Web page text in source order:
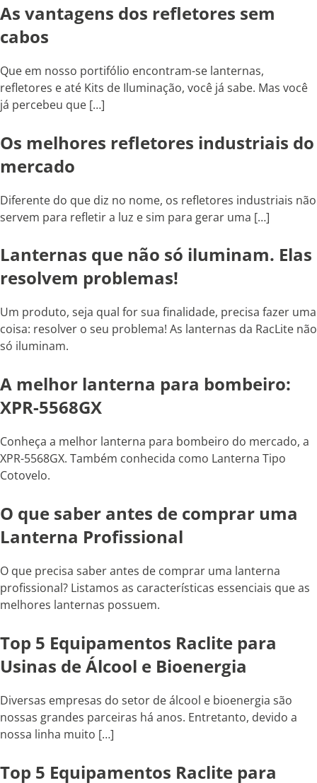
As vantagens dos refletores sem
cabos
Que em nosso portifólio encontram-se lanternas,
refletores e até Kits de Iluminação, você já sabe. Mas você
já percebeu que […]
Os melhores refletores industriais do
mercado
Diferente do que diz no nome, os refletores industriais não
servem para refletir a luz e sim para gerar uma […]
Lanternas que não só iluminam. Elas
resolvem problemas!
Um produto, seja qual for sua finalidade, precisa fazer uma
coisa: resolver o seu problema! As lanternas da RacLite não
só iluminam.
A melhor lanterna para bombeiro:
XPR-5568GX
Conheça a melhor lanterna para bombeiro do mercado, a
XPR-5568GX. Também conhecida como Lanterna Tipo
Cotovelo.
O que saber antes de comprar uma
Lanterna Profissional
O que precisa saber antes de comprar uma lanterna
profissional? Listamos as características essenciais que as
melhores lanternas possuem.
Top 5 Equipamentos Raclite para
Usinas de Álcool e Bioenergia
Diversas empresas do setor de álcool e bioenergia são
nossas grandes parceiras há anos. Entretanto, devido a
nossa linha muito […]
Top 5 Equipamentos Raclite para